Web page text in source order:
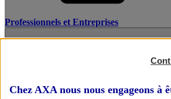
Professionnels et Entreprises
Chez AXA nous nous engageons à